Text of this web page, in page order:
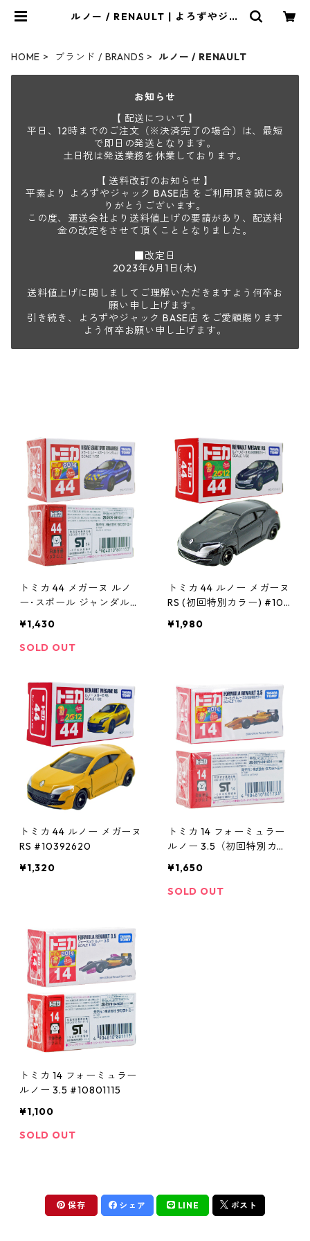
ルノー / RENAULT | よろずやジャ
HOME ブランド / BRANDS ルノー / RENAULT
お知らせ
【 配送について 】
平日、12時までのご注文（※決済完了の場合）は、最短
で即日の発送となります。
土日祝は発送業務を休業しております。
【 送料改訂のお知らせ 】
平素より よろずやジャック BASE店 をご利用頂き誠にあ
りがとうございます。
この度、運送会社より送料値上げの要請があり、配送料
金の改定をさせて頂くこととなりました。
■改定日
2023年6月1日(木)
送料値上げに関しましてご理解いただきますよう何卒お
願い申し上げます。
引き続き、よろずやジャック BASE店 をご愛顧賜ります
よう何卒お願い申し上げます。
トミカ 44 メガーヌ ルノ
ー･スポール ジャンダルム
¥1,430
SOLD OUT
トミカ 44 ルノー メガーヌ
RS (初回特別カラー) #104
¥1,980
トミカ 44 ルノー メガーヌ
RS #10392620
¥1,320
トミカ 14 フォーミュラー
ルノー 3.5（初回特別カラ
¥1,650
SOLD OUT
トミカ 14 フォーミュラー
ルノー 3.5 #10801115
¥1,100
SOLD OUT
保存 シェア LINE ポスト